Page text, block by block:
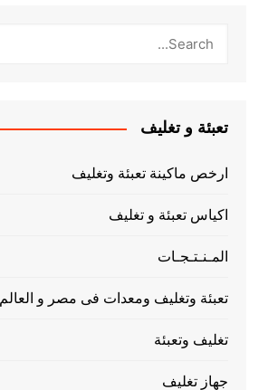
تعبئة و تغليف
ارخص ماكينة تعبئة وتغليف
اكياس تعبئة و تغليف
المـنـتـجـات
تعبئة وتغليف ومعدات فى مصر و العالم
تغليف وتعبئة
جهاز تغليف